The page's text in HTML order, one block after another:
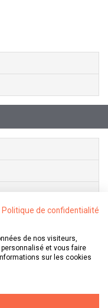
- N. REA: CN-209176
parziale o totale
Politique de confidentialité
de nos visiteurs,
et vous faire
sur les cookies